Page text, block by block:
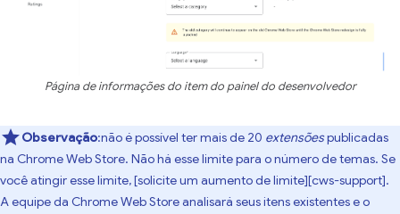
Página de informações do item do painel do desenvolvedor
Observação:não é possível ter mais de 20 extensõespublicadas
na Chrome Web Store. Não há esse limite para o número de temas. Se
você atingir esse limite, [solicite um aumento de limite][cws-support].
A equipe da Chrome Web Store analisará seus itens existentes e o